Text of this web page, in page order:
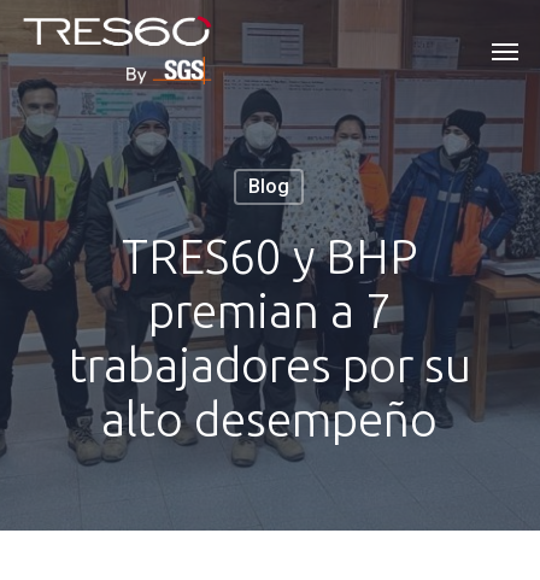
Skip
to
main
content
Blog
TRES60 y BHP
premian a 7
trabajadores por su
alto desempeño